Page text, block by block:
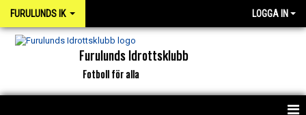
FURULUNDS IK LOGGA IN
Furulunds Idrottsklubb
Fotboll för alla